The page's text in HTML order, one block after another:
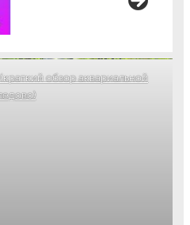
обзор аквариальной